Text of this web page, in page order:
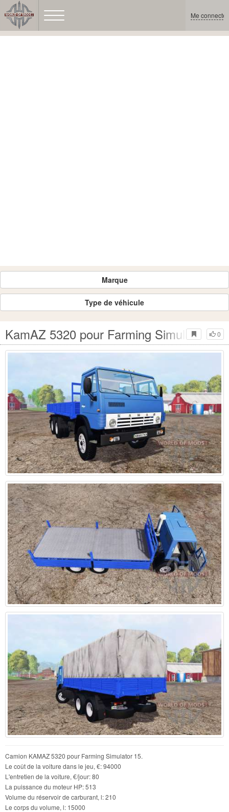
Me connecter
Marque
Type de véhicule
0
KamAZ 5320 pour Farming Simulator
Camion KAMAZ 5320 pour Farming Simulator 15.
Le coût de la voiture dans le jeu, €: 94000
L'entretien de la voiture, €/jour: 80
La puissance du moteur HP: 513
Volume du réservoir de carburant, l: 210
Le corps du volume, l: 15000